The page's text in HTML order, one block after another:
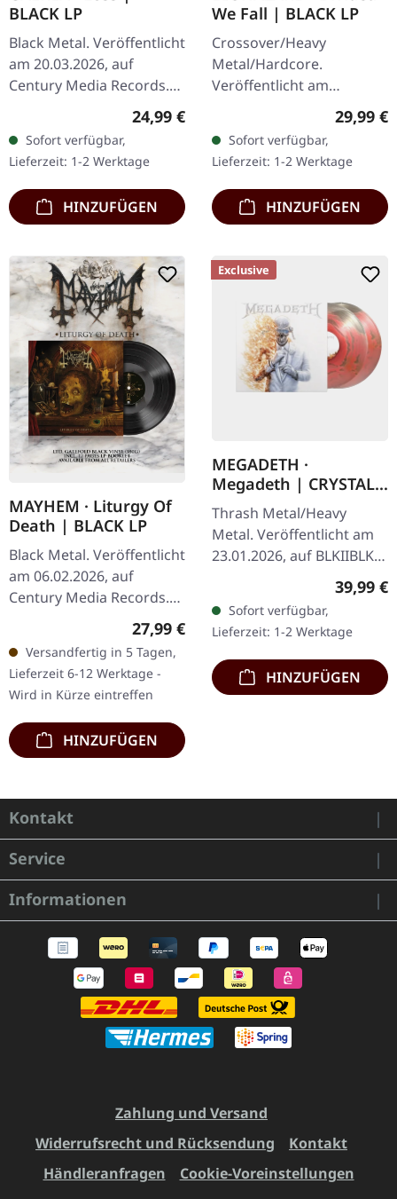
BLACK LP
Black Metal. Veröffentlicht
am 20.03.2026, auf
Century Media Records.
Schwarzes Vinyl. Mit
"Loss" vollzieht GAEREA
eine kompromisslose
Metamorphose:…
Regulärer Preis:
24,99 €
Sofort verfügbar,
Lieferzeit: 1-2 Werktage
HINZUFÜGEN
We Fall | BLACK LP
Crossover/Heavy
Metal/Hardcore.
Veröffentlicht am
17.10.2025, auf BLKIIBLK.
Biohazard kehren mit
"Divided We Fall" zurück,
einem…
29,99 €
Sofort verfügbar,
Lieferzeit: 1-2 Werktage
HINZUFÜGEN
MAYHEM · Liturgy Of
Death | BLACK LP
Black Metal. Veröffentlicht
am 06.02.2026, auf
Century Media Records.
Schwarzes Vinyl im
Gatefold-Cover mit 12-
seitigem Booklet im LP-
Format. Nach…
Regulärer Preis:
27,99 €
Versandfertig in 5 Tagen,
Lieferzeit 6-12 Werktage -
Wird in Kürze eintreffen
HINZUFÜGEN
Exclusive
MEGADETH ·
Megadeth | CRYSTAL
RED ORGANZA 2LP
Thrash Metal/Heavy
Metal. Veröffentlicht am
23.01.2026, auf BLKIIBLK.
"Crystal Red Organza"
Doppel-Vinyl im Gatefold-
Cover. Exklusive Version
nur bei…
39,99 €
Sofort verfügbar,
Lieferzeit: 1-2 Werktage
HINZUFÜGEN
Kontakt
Service
Informationen
Zahlung und Versand
Widerrufsrecht und Rücksendung
Kontakt
Händleranfragen
Cookie-Voreinstellungen